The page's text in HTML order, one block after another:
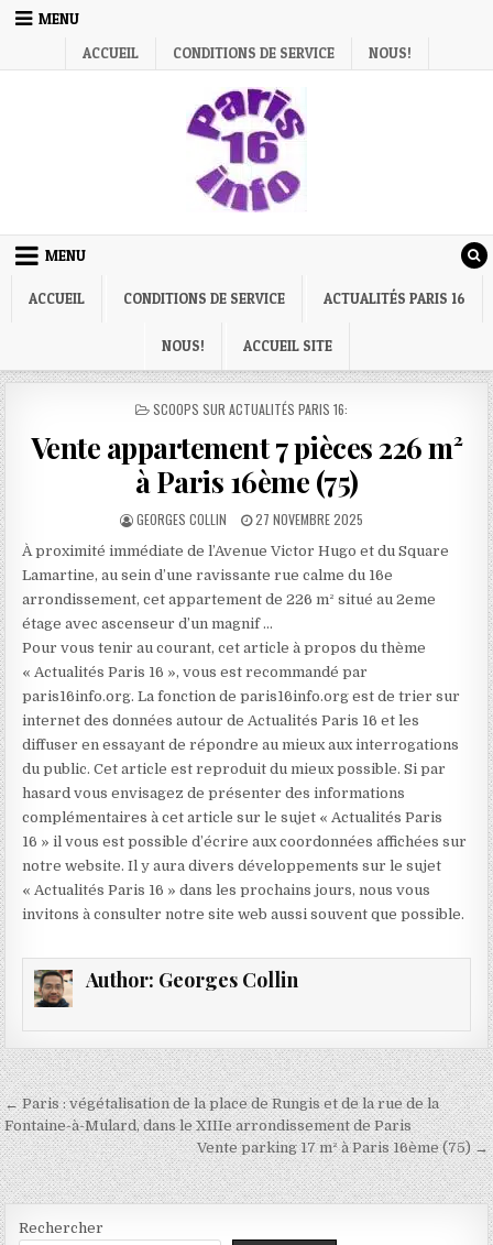
Skip
MENU
ACCUEIL
CONDITIONS DE SERVICE NOUS!
MENU
ACCUEIL CONDITIONS DE SERVICE ACTUALITÉS PARIS 16
NOUS! ACCUEIL SITE
POSTED
SCOOPS SUR ACTUALITÉS PARIS 16:
Vente appartement 7 pièces 226 m²
à Paris 16ème (75)
AUTHOR:
GEORGES COLLIN
PUBLISHED
27 NOVEMBRE 2025
À proximité immédiate de l’Avenue Victor Hugo et du Square
Lamartine, au sein d’une ravissante rue calme du 16e
arrondissement, cet appartement de 226 m² situé au 2eme
étage avec ascenseur d’un magnif …
Pour vous tenir au courant, cet article à propos du thème
« Actualités Paris 16 », vous est recommandé par
paris16info.org. La fonction de paris16info.org est de trier sur
internet des données autour de Actualités Paris 16 et les
diffuser en essayant de répondre au mieux aux interrogations
du public. Cet article est reproduit du mieux possible. Si par
hasard vous envisagez de présenter des informations
complémentaires à cet article sur le sujet « Actualités Paris
16 » il vous est possible d’écrire aux coordonnées affichées sur
notre website. Il y aura divers développements sur le sujet
« Actualités Paris 16 » dans les prochains jours, nous vous
invitons à consulter notre site web aussi souvent que possible.
Author: Georges Collin
Navigation
de
l’article
← Paris : végétalisation de la place de Rungis et de la rue de la
Fontaine-à-Mulard, dans le XIIIe arrondissement de Paris
Vente parking 17 m² à Paris 16ème (75) →
Rechercher